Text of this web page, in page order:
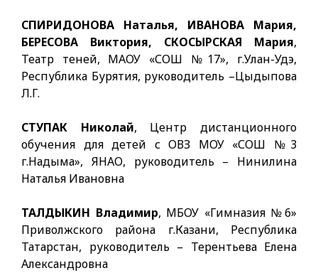
СПИРИДОНОВА Наталья, ИВАНОВА Мария,
БЕРЕСОВА Виктория, СКОСЫРСКАЯ Мария,
Театр теней, МАОУ «СОШ №17», г.Улан-Удэ,
Республика Бурятия, руководитель –Цыдыпова
Л.Г.
СТУПАК Николай, Центр дистанционного
обучения для детей с ОВЗ МОУ «СОШ №3
г.Надыма», ЯНАО, руководитель – Нинилина
Наталья Ивановна
ТАЛДЫКИН Владимир, МБОУ «Гимназия №6»
Приволжского района г.Казани, Республика
Татарстан, руководитель – Терентьева Елена
Александровна